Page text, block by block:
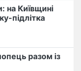
на Київщині
підлітка
разом із